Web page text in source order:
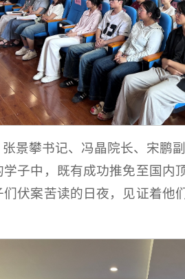
景攀书记、冯晶院长、宋鹏
子中，既有成功推免至国
伏案苦读的日夜，见证着